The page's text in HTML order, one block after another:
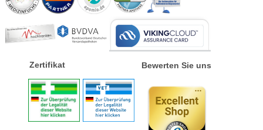
Zertifikat Bewerten Sie uns